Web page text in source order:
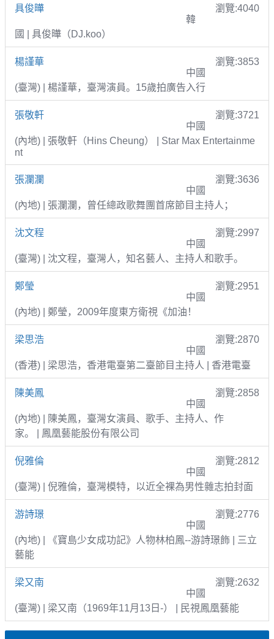
具俊曄
瀏覽:4040
韓
國 | 具俊曄（DJ.koo）
楊謹華
瀏覽:3853
中國
(臺灣) | 楊謹華，臺灣演員。15歲拍廣告入行
張敬軒
瀏覽:3721
中國
(內地) | 張敬軒（Hins Cheung） | Star Max Entertainme
nt
張瀾瀾
瀏覽:3636
中國
(內地) | 張瀾瀾，曾任總政歌舞團首席節目主持人；
沈文程
瀏覽:2997
中國
(臺灣) | 沈文程，臺灣人，知名藝人、主持人和歌手。
鄭瑩
瀏覽:2951
中國
(內地) | 鄭瑩，2009年度東方衛視《加油！
梁思浩
瀏覽:2870
中國
(香港) | 梁思浩，香港電臺第二臺節目主持人 | 香港電臺
陳美鳳
瀏覽:2858
中國
(內地) | 陳美鳳，臺灣女演員、歌手、主持人、作
家。 | 鳳凰藝能股份有限公司
倪雅倫
瀏覽:2812
中國
(臺灣) | 倪雅倫，臺灣模特，以近全裸為男性雜志拍封面
游詩璟
瀏覽:2776
中國
(內地) | 《寶島少女成功記》人物林柏鳳--游詩璟飾 | 三立
藝能
梁又南
瀏覽:2632
中國
(臺灣) | 梁又南（1969年11月13日-） | 民視鳳凰藝能